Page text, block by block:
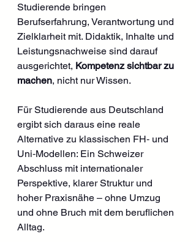
Studierende bringen
Berufserfahrung, Verantwortung und
Zielklarheit mit. Didaktik, Inhalte und
Leistungsnachweise sind darauf
ausgerichtet, Kompetenz sichtbar zu
machen, nicht nur Wissen.
Für Studierende aus Deutschland
ergibt sich daraus eine reale
Alternative zu klassischen FH‑ und
Uni‑Modellen: Ein Schweizer
Abschluss mit internationaler
Perspektive, klarer Struktur und
hoher Praxisnähe – ohne Umzug
und ohne Bruch mit dem beruflichen
Alltag.